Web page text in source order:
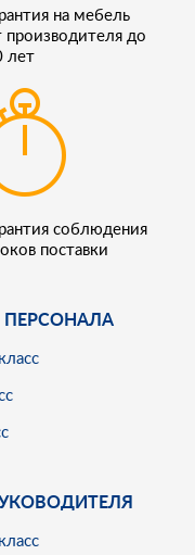
на мебель
производителя до
лет
соблюдения
поставки